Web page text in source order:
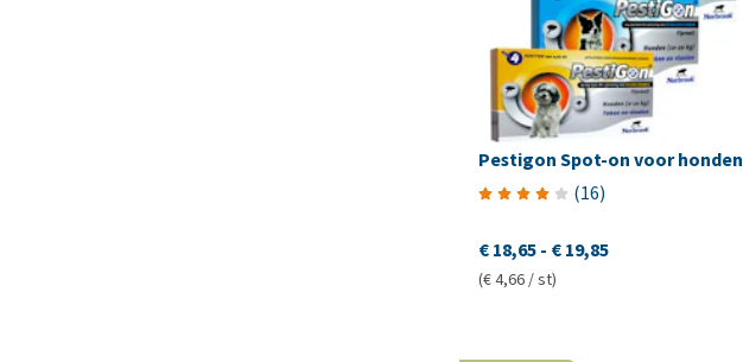
Pestigon Spot-on voor honden
(16)
€ 18,65- € 19,85
(€ 4,66 / st)